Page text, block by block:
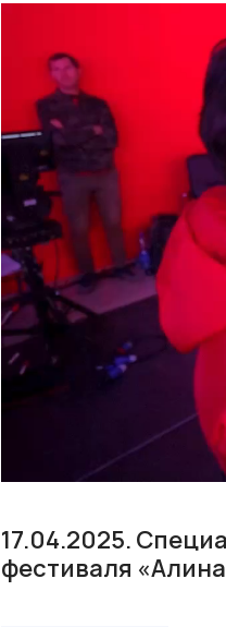
17.04.2025.
фестиваля